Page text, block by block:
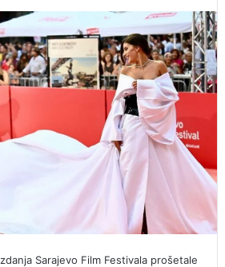
Sarajevo Film Festivala prošetale